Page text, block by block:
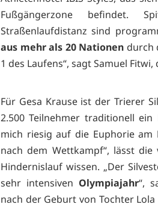
Fußgängerzone befindet.
Straßenlaufdistanz sind
aus mehr als 20 Nationen durch
1 des Laufens“, sagt Samuel
Für Gesa Krause ist der Trierer
2.500 Teilnehmer traditionell ein
mich riesig auf die Euphorie
nach dem Wettkampf“, lässt
Hindernislauf wissen. „Der
sehr intensiven Olympiajahr“,
nach der Geburt von Tochter